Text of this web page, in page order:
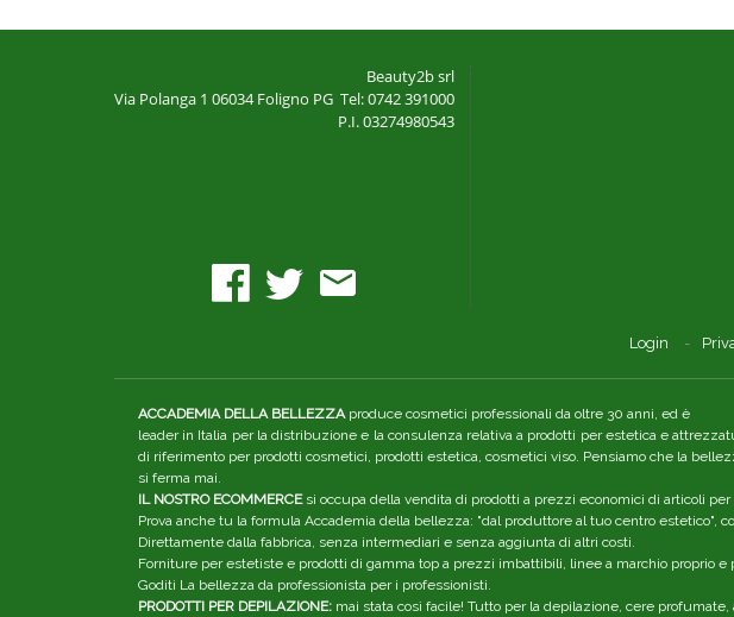
Beauty2b srl
Via Polanga 1 06034 Foligno PG Tel: 0742 391000
P.I. 03274980543
Login
ACCADEMIA DELLA BELLEZZAproduce cosmetici professionali da oltre 30 anni, ed è
leader in Italia per la distribuzione e la consulenza relativa a prodotti per estetica e
di riferimento per prodotti cosmetici, prodotti estetica, cosmetici viso. Pensiamo che la
si ferma mai.
IL NOSTRO ECOMMERCEsi occupa della vendita di prodotti a prezzi economici di articoli
Prova anche tu la formula Accademia della bellezza: "dal produttore al tuo centro estetico",
Direttamente dalla fabbrica, senza intermediari e senza aggiunta di altri costi.
Forniture per estetiste e prodotti di gamma top a prezzi imbattibili, linee a marchio proprio
Goditi La bellezza da professionista per i professionisti.
PRODOTTI PER DEPILAZIONE: mai stata così facile! Tutto per la depilazione, cere